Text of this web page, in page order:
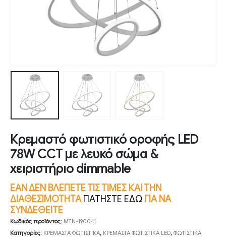
Κρεμαστό φωτιστικό οροφής LED
78W CCT με λευκό σώμα &
χειριστήριο dimmable
ΕΑΝ ΔΕΝ ΒΛΕΠΕΤΕ ΤΙΣ ΤΙΜΕΣ ΚΑΙ ΤΗΝ
ΔΙΑΘΕΣΙΜΟΤΗΤΑ ΠΑΤΗΣΤΕ ΕΔΩ ΓΙΑ ΝΑ
ΣΥΝΔΕΘΕΙΤΕ
Κωδικός προϊόντος: MTN-190041
Κατηγορίες: ΚΡΕΜΑΣΤΑ ΦΩΤΙΣΤΙΚΑ, ΚΡΕΜΑΣΤΑ ΦΩΤΙΣΤΙΚΑ LED, ΦΩΤΙΣΤΙΚΑ